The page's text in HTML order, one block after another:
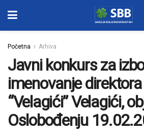
Početna Arhiva
Javni konkurs za
imenovanje
“Velagići” Velagići,
Oslobođenju